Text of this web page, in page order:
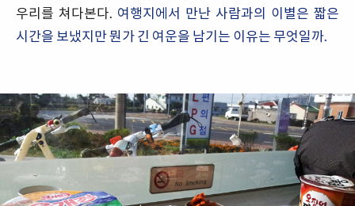
우리를 쳐다본다. 여행지에서 만난 사람과의 이별은 짧은
시간을 보냈지만 뭔가 긴 여운을 남기는 이유는 무엇일까.